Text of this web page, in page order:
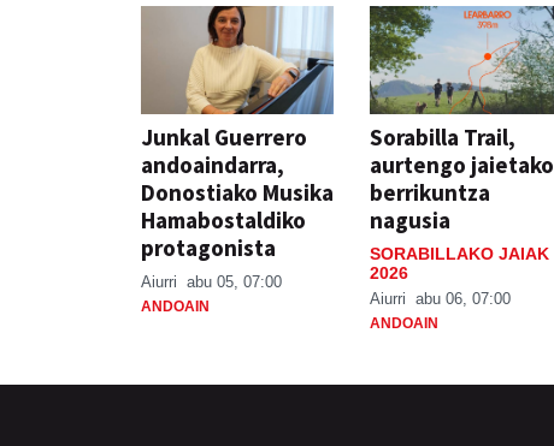
Junkal Guerrero
andoaindarra,
Donostiako Musika
Hamabostaldiko
protagonista
Aiurri abu 05, 07:00
ANDOAIN
Sorabilla Trail,
aurtengo jaietako
berrikuntza
nagusia
SORABILLAKO JAIAK
2026
Aiurri abu 06, 07:00
ANDOAIN